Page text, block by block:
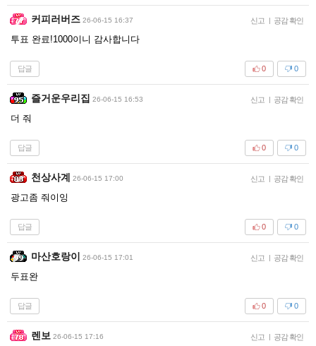
커피러버즈 26-06-15 16:37 신고 | 공감 확인
투표 완료!1000이니 감사합니다
답글 0
0
즐거운우리집 26-06-15 16:53 신고 | 공감 확인
더 줘
답글 0
0
천상사계 26-06-15 17:00 신고 | 공감 확인
광고좀 줘이잉
답글 0
0
마산호랑이 26-06-15 17:01 신고 | 공감 확인
두표완
답글 0
0
렌보 26-06-15 17:16 신고 | 공감 확인